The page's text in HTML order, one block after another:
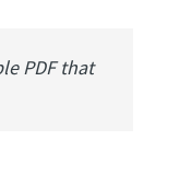
PDF that